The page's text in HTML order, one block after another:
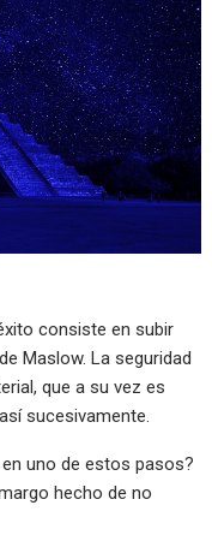
consiste en subir
Maslow. La seguridad
que a su vez es
sucesivamente.
uno de estos pasos?
hecho de no